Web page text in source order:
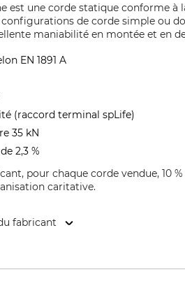
est une corde statique conforme à
de corde simple ou
maniabilité en montée et en
EN 1891 A
(raccord terminal spLife)
35 kN
2,3 %
pour chaque corde vendue, 10
caritative.
fabricant